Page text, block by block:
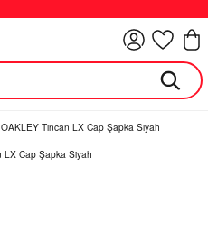
OAKLEY Tincan LX Cap Şapka Siyah